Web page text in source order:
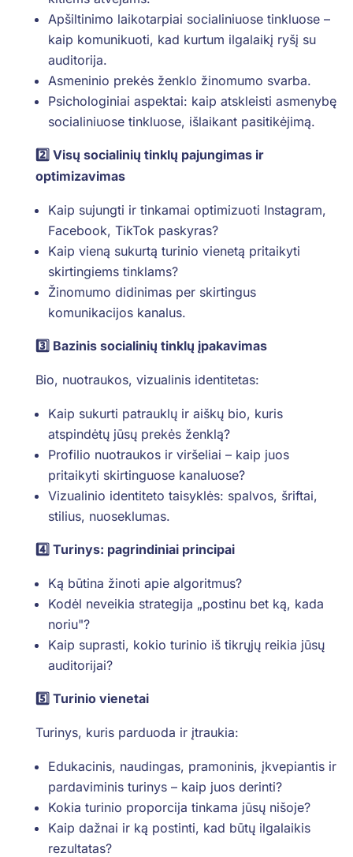
Apšiltinimo laikotarpiai socialiniuose tinkluose –
kaip komunikuoti, kad kurtum ilgalaikį ryšį su
auditorija.
Asmeninio prekės ženklo žinomumo svarba.
Psichologiniai aspektai: kaip atskleisti asmenybę
socialiniuose tinkluose, išlaikant pasitikėjimą.
2️⃣ Visų socialinių tinklų pajungimas ir
optimizavimas
Kaip sujungti ir tinkamai optimizuoti Instagram,
Facebook, TikTok paskyras?
Kaip vieną sukurtą turinio vienetą pritaikyti
skirtingiems tinklams?
Žinomumo didinimas per skirtingus
komunikacijos kanalus.
3️⃣ Bazinis socialinių tinklų įpakavimas
Bio, nuotraukos, vizualinis identitetas:
Kaip sukurti patrauklų ir aiškų bio, kuris
atspindėtų jūsų prekės ženklą?
Profilio nuotraukos ir viršeliai – kaip juos
pritaikyti skirtinguose kanaluose?
Vizualinio identiteto taisyklės: spalvos, šriftai,
stilius, nuoseklumas.
4️⃣ Turinys: pagrindiniai principai
Ką būtina žinoti apie algoritmus?
Kodėl neveikia strategija „postinu bet ką, kada
noriu"?
Kaip suprasti, kokio turinio iš tikrųjų reikia jūsų
auditorijai?
5️⃣ Turinio vienetai
Turinys, kuris parduoda ir įtraukia:
Edukacinis, naudingas, pramoninis, įkvepiantis ir
pardaviminis turinys – kaip juos derinti?
Kokia turinio proporcija tinkama jūsų nišoje?
Kaip dažnai ir ką postinti, kad būtų ilgalaikis
rezultatas?